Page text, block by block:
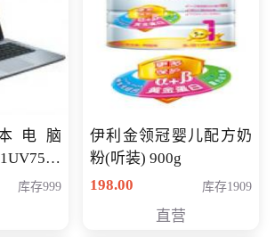
电脑
4G
库存999
伊利金领冠婴儿配方奶
粉(听装) 900g
198.00
库存1909
直营